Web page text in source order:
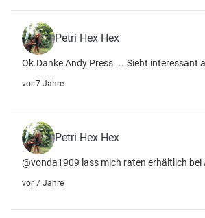
Petri Hex Hex
Ok.Danke Andy Press.....Sieht interessant
vor 7 Jahre
Petri Hex Hex
@vonda1909 lass mich raten erhältlich bei
vor 7 Jahre